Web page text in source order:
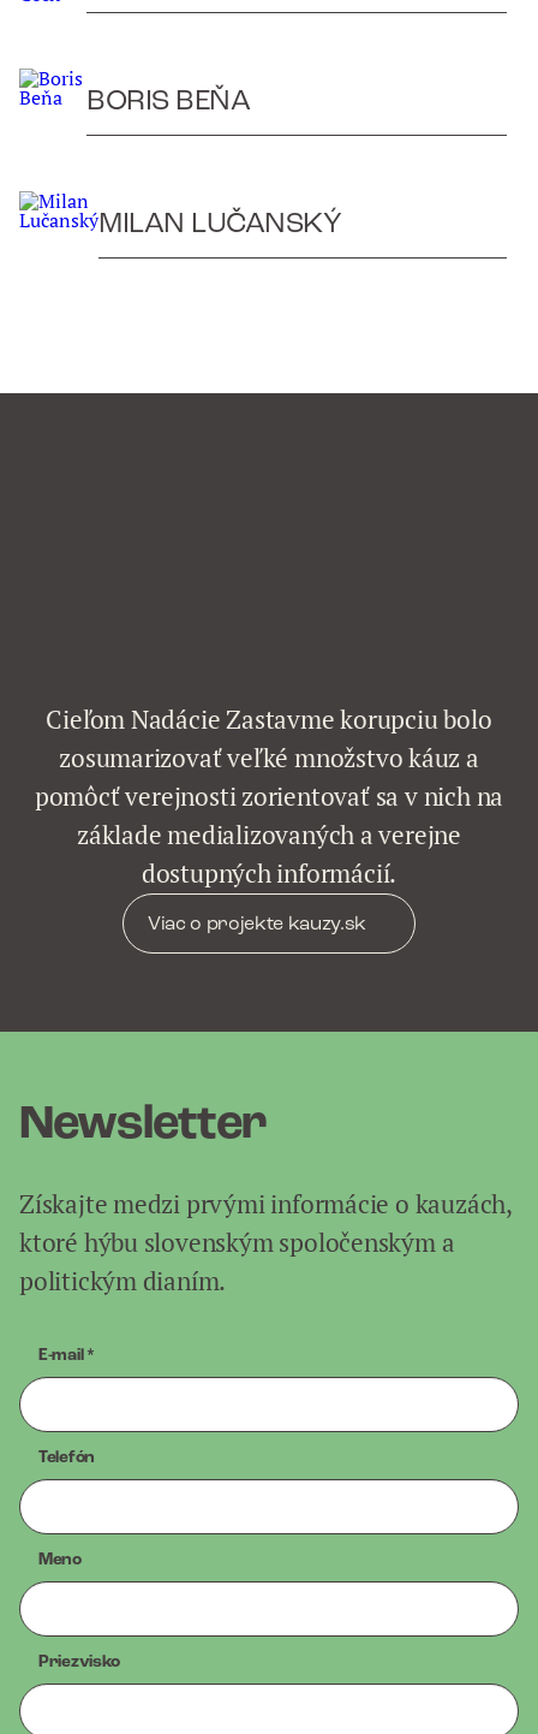
BORIS BEŇA
MILAN LUČANSKÝ
Cieľom Nadácie Zastavme korupciu bolo
zosumarizovať veľké množstvo káuz a
pomôcť verejnosti zorientovať sa v nich na
základe medializovaných a verejne
dostupných informácií.
Viac o projekte kauzy.sk
Newsletter
Získajte medzi prvými informácie o kauzách,
ktoré hýbu slovenským spoločenským a
politickým dianím.
E-mail *
Telefón
Meno
Priezvisko